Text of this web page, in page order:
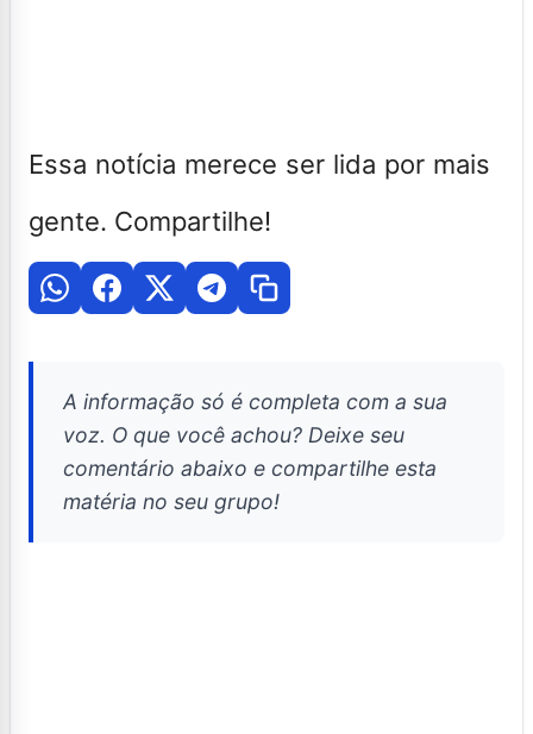
Essa notícia merece ser lida por mais
gente. Compartilhe!
A informação só é completa com a sua
voz. O que você achou? Deixe seu
comentário abaixo e compartilhe esta
matéria no seu grupo!